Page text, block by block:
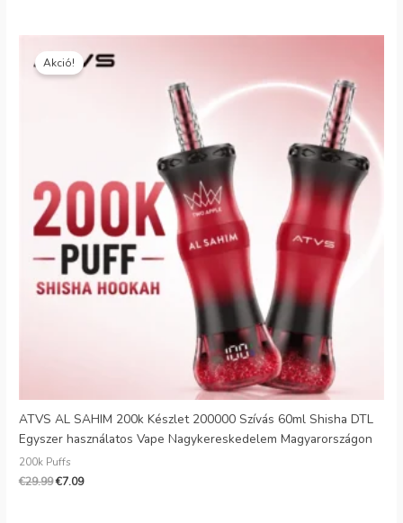
Akció!
ATVS AL SAHIM 200k Készlet 200000 Szívás 60ml Shisha DTL
Egyszer használatos Vape Nagykereskedelem Magyarországon
200k Puffs
€29.99
ár:
€29.99.
€7.09
ár:
€7.09.